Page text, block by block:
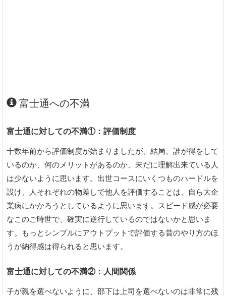
富士通への不満
富士通に対しての不満①：評価制度
十数年前から評価制度が始まりましたが、結局、誰が得をして
いるのか、何のメリットがあるのか、未だに理解出来ている人
は少ないように思います。出世コースにいくつものハードルを
設け、人それぞれの物差しで他人を評価することは、自ら大企
業病にかかろうとしているように思います。スピード感が必要
なこのご時世で、確実に逆行しているのではないかと思いま
す。もっとシンプルにアウトプットで評価する昔のやり方のほ
うが納得感は得られると思います。
富士通に対しての不満②：人間関係
子が親を選べないように、部下は上司を選べないのは非常に残